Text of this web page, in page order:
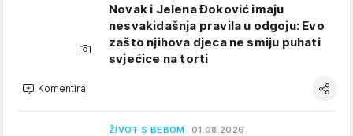
Novak i Jelena Đoković imaju
nesvakidašnja pravila u odgoju: Evo
zašto njihova djeca ne smiju puhati
svjećice na torti
Komentiraj
ŽIVOT S BEBOM 01.08.2026.